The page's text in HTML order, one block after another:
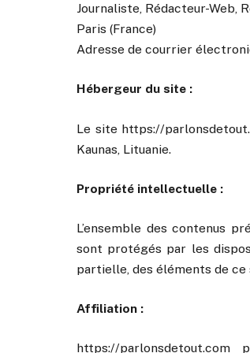
Journaliste, Rédacteur-Web,
Paris (France)
Adresse de courrier
Hébergeur du site :
Le site https://
Kaunas, Lituanie.
Propriété intellectuelle :
L’ensemble des contenus
sont protégés par les
partielle, des éléments de
Affiliation :
https://parlonsdetout.com